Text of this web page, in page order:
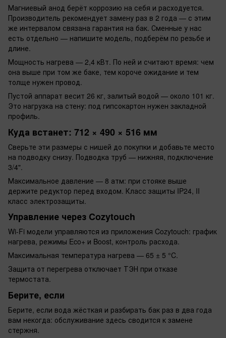
Магниевый анод берёт коррозию на себя и расходуется.
Производитель рекомендует замену раз в 2 года — с этим
же интервалом связана гарантия на бак. Сменные у нас
есть отдельно — напишите модель, подберём по резьбе и
длине.
Мощность нагрева — 2,4 кВт. По ней и считают время: чем
она выше при том же баке, тем короче ожидание и тем
толще нужен провод.
Пустой аппарат весит 26 кг, залитый водой — около 101 кг.
Это нагрузка на стену: под гипсокартон нужен закладной
профиль.
Куда встанет: 712 × 490 × 516 мм
Сверьте эти размеры с нишей до покупки и добавьте место
на подводку снизу. Подводка труб — нижняя, подключение
3/4".
Максимальное давление — 8 атм: при стояке выше
держите редуктор перед входом. Класс защиты IP24, II
класс электрозащиты.
Управление через Cozytouch
Wi-Fi модели управляются из приложения Cozytouch: график
нагрева, режимы Eco+ и Boost, контроль расхода.
Максимальная температура нагрева — 65 ± 5 °C.
Защита от перегрева отключает ТЭН при отказе
термостата.
Берите, если
Берите, если вода жёсткая и разбирать бак раз в два года
вам некогда: обслуживание здесь сводится к замене
стержня.